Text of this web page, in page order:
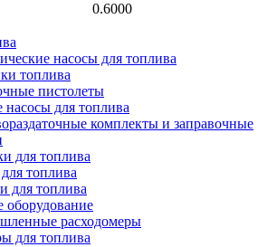
0.6000
насосы для топлива
топлива
пистолеты
насосы для топлива
комплекты и заправочные
для топлива
топлива
для топлива
оборудование
расходомеры
для топлива